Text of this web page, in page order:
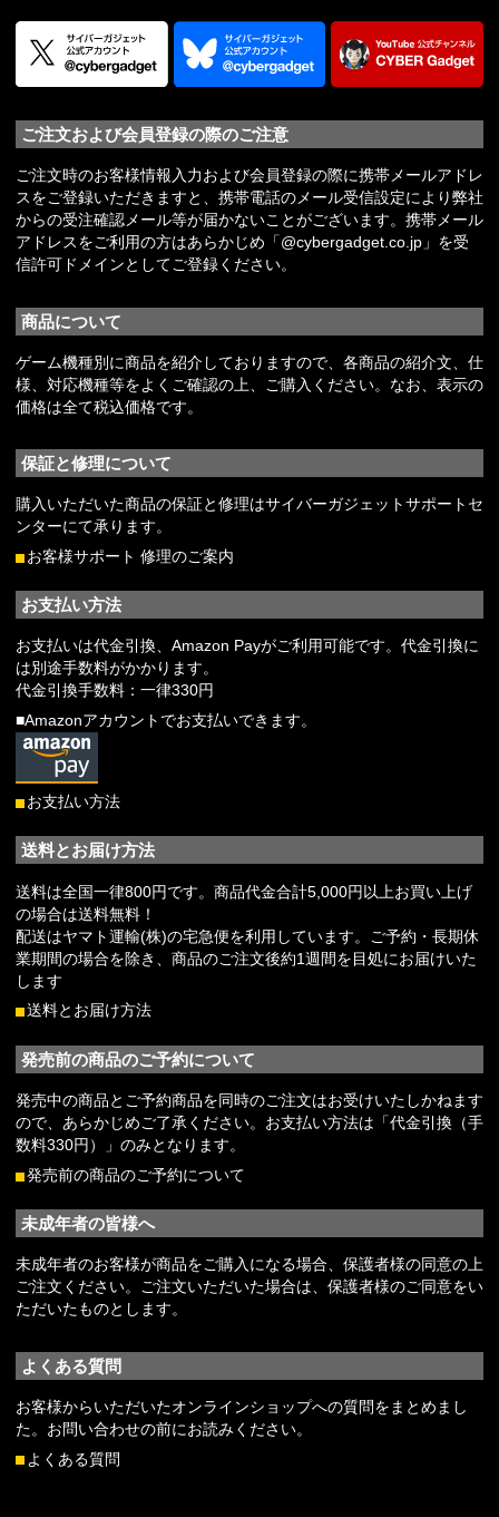
ご注文および会員登録の際のご注意
ご注文時のお客様情報入力および会員登録の際に携帯メールアドレ
スをご登録いただきますと、携帯電話のメール受信設定により弊社
からの受注確認メール等が届かないことがございます。携帯メール
アドレスをご利用の方はあらかじめ「@cybergadget.co.jp」を受
信許可ドメインとしてご登録ください。
商品について
ゲーム機種別に商品を紹介しておりますので、各商品の紹介文、仕
様、対応機種等をよくご確認の上、ご購入ください。なお、表示の
価格は全て税込価格です。
保証と修理について
購入いただいた商品の保証と修理はサイバーガジェットサポートセ
ンターにて承ります。
お客様サポート 修理のご案内
お支払い方法
お支払いは代金引換、Amazon Payがご利用可能です。代金引換に
は別途手数料がかかります。
代金引換手数料：一律330円
■Amazonアカウントでお支払いできます。
お支払い方法
送料とお届け方法
送料は全国一律800円です。商品代金合計5,000円以上お買い上げ
の場合は送料無料！
配送はヤマト運輸(株)の宅急便を利用しています。ご予約・長期休
業期間の場合を除き、商品のご注文後約1週間を目処にお届けいた
します
送料とお届け方法
発売前の商品のご予約について
発売中の商品とご予約商品を同時のご注文はお受けいたしかねます
ので、あらかじめご了承ください。お支払い方法は「代金引換（手
数料330円）」のみとなります。
発売前の商品のご予約について
未成年者の皆様へ
未成年者のお客様が商品をご購入になる場合、保護者様の同意の上
ご注文ください。ご注文いただいた場合は、保護者様のご同意をい
ただいたものとします。
よくある質問
お客様からいただいたオンラインショップへの質問をまとめまし
た。お問い合わせの前にお読みください。
よくある質問